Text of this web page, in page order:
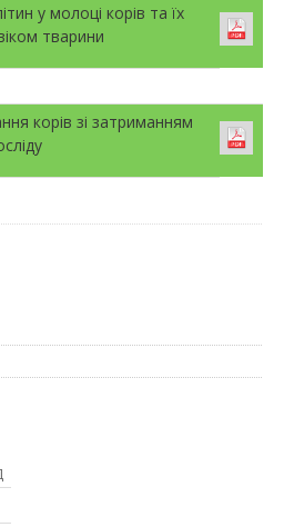
у молоці корів та їх
тварини
корів зі затриманням